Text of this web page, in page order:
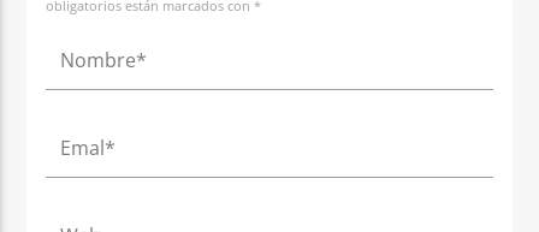
obligatorios están marcados con *